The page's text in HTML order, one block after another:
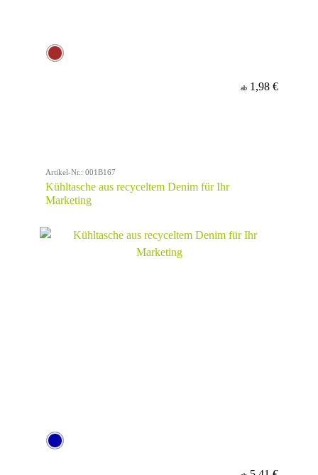
ab 1,98 €
Artikel-Nr.: 001B167
Kühltasche aus recyceltem Denim für Ihr
Marketing